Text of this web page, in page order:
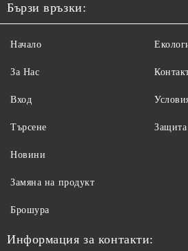
Бързи връзки:
Начало
За Нас
Вход
Търсене
Новини
Замяна на продукт
Брошура
Информация за контакти: